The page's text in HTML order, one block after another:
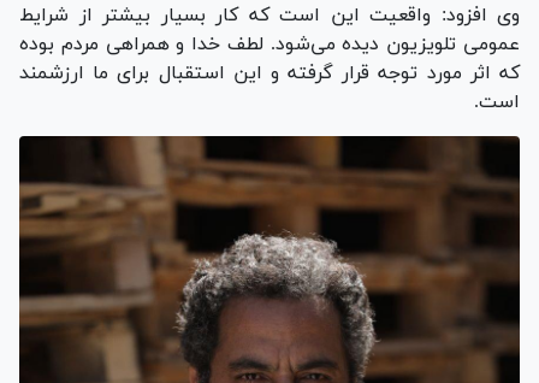
وی افزود: واقعیت این است که کار بسیار بیشتر از شرایط
عمومی تلویزیون دیده می‌شود. لطف خدا و همراهی مردم بوده
که اثر مورد توجه قرار گرفته و این استقبال برای ما ارزشمند
است.